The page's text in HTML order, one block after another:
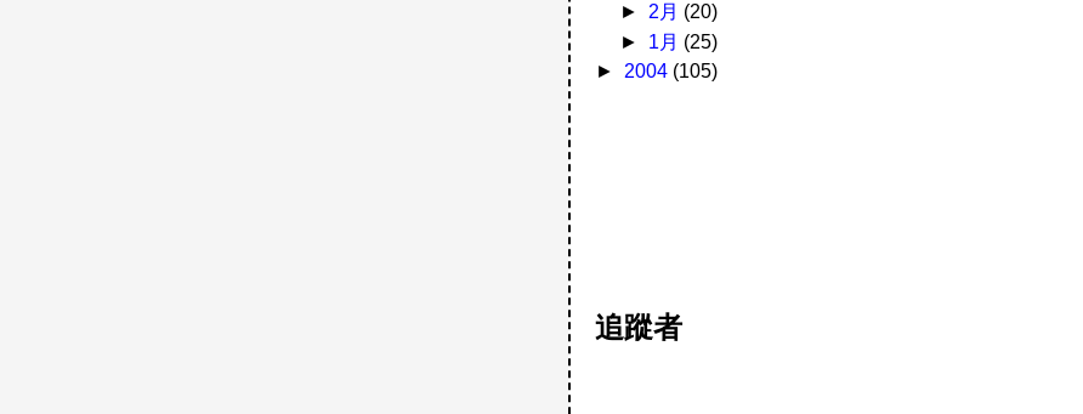
► 2月 (20)
► 1月 (25)
► 2004 (105)
追蹤者